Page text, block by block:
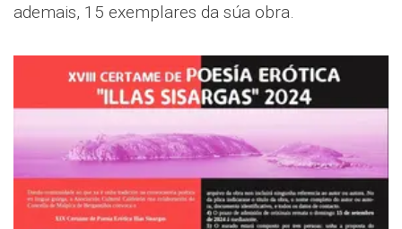
ademais, 15 exemplares da súa obra.